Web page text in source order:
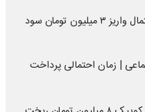
غافلگیری دارندگان سهام عدالت | احتمال واریز ۳ میلیون تومان سود
| زمان احتمالی پرداخت